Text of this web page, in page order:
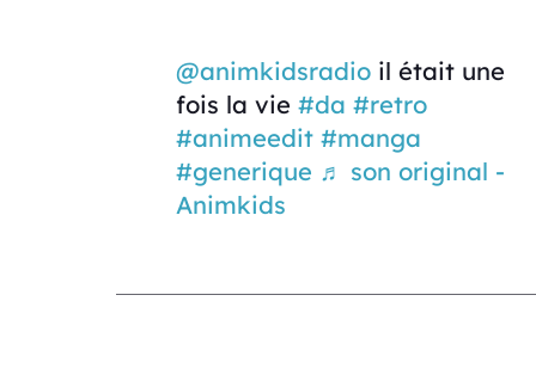
@animkidsradio il était une
fois la vie #da #retro
#animeedit #manga
#generique ♬ son original -
Animkids